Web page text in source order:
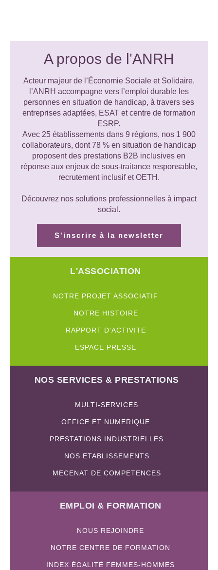
A propos de l'ANRH
Acteur majeur de l’Économie Sociale et Solidaire,
l’ANRH accompagne vers l’emploi durable les
personnes en situation de handicap, à travers ses
entreprises adaptées, ESAT et centre de formation
ESRP.
Avec 25 établissements dans 9 régions, nos 1 900
collaborateurs, dont 78 % en situation de handicap
proposent des prestations B2B inclusives en
réponse aux enjeux de sous-traitance responsable,
recrutement inclusif et OETH.
Découvrez nos solutions professionnelles à impact
social.
S'inscrire à la newsletter
L'ASSOCIATION
NOTRE PROJET ASSOCIATIF
NOTRE HISTOIRE
RAPPORT D'ACTIVITE
ESPACE PRESSE
NOS SERVICES & PRESTATIONS
MULTI-SERVICES
OFFICE ET NUMERIQUE
PRESTATIONS INDUSTRIELLES
NOS ETABLISSEMENTS
MECENAT DE COMPETENCES
EMPLOI & FORMATION
NOUS REJOINDRE
NOTRE CENTRE DE FORMATION
INDEX ÉGALITÉ FEMMES-HOMMES